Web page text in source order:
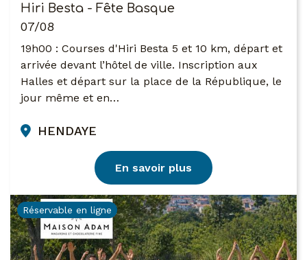
Hiri Besta - Fête Basque
07/08
19h00 : Courses d'Hiri Besta 5 et 10 km, départ et
arrivée devant l’hôtel de ville. Inscription aux
Halles et départ sur la place de la République, le
jour même et en…
HENDAYE
En savoir plus
Réservable en ligne